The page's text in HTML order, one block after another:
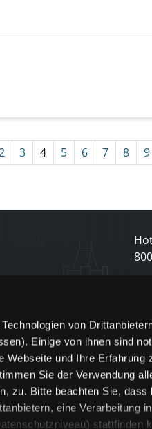
von
Einige von ihnen sind
Webseite und Ihre Erfahrung
Sie der Verwendung
zu. Bitte beachten Sie, dass
eine Verarbeitung
stattfinden
3 4 5 6 7 8 9
800